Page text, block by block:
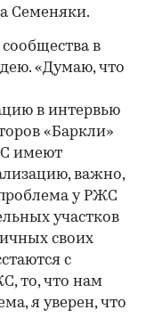
Семеняки.
в
«Думаю, что
в интервью
«Баркли»
имеют
важно,
у РЖС
участков
своих
с
то, что нам
я уверен, что